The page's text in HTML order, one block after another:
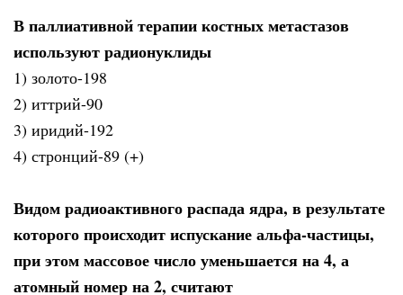
В паллиативной терапии костных метастазов
используют радионуклиды
1) золото-198
2) иттрий-90
3) иридий-192
4) стронций-89 (+)
Видом радиоактивного распада ядра, в результате
которого происходит испускание альфа-частицы,
при этом массовое число уменьшается на 4, а
атомный номер на 2, считают